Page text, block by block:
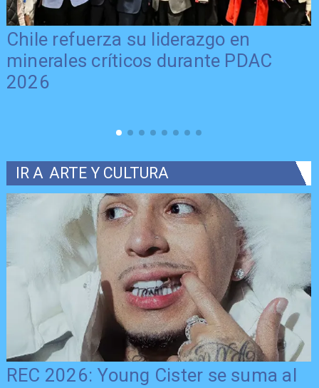
Chile refuerza su liderazgo en
minerales críticos durante PDAC
2026
IR A ARTE Y CULTURA
REC 2026: Young Cister se suma al